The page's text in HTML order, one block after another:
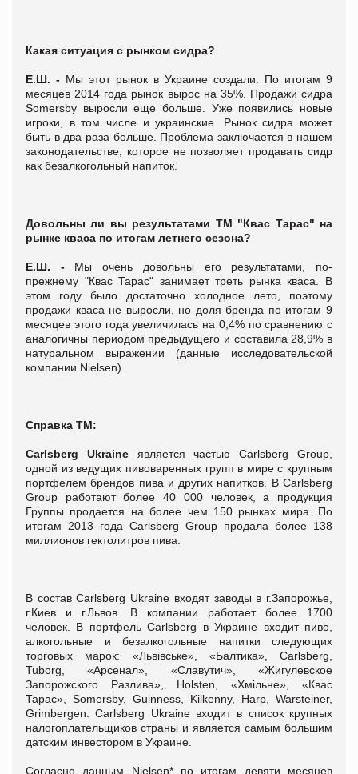
Какая ситуация с рынком сидра?
Е.Ш. - Мы этот рынок в Украине создали. По итогам 9
месяцев 2014 года рынок вырос на 35%. Продажи сидра
Somersby выросли еще больше. Уже появились новые
игроки, в том числе и украинские. Рынок сидра может
быть в два раза больше. Проблема заключается в нашем
законодательстве, которое не позволяет продавать сидр
как безалкогольный напиток.
Довольны ли вы результатами ТМ "Квас Тарас" на
рынке кваса по итогам летнего сезона?
Е.Ш. -Мы очень довольны его результатами, по-
прежнему "Квас Тарас" занимает треть рынка кваса. В
этом году было достаточно холодное лето, поэтому
продажи кваса не выросли, но доля бренда по итогам 9
месяцев этого года увеличилась на 0,4% по сравнению с
аналогичны периодом предыдущего и составила 28,9% в
натуральном выражении (данные исследовательской
компании Nielsen).
Справка ТМ:
Carlsberg Ukraineявляется частью Carlsberg Group,
одной из ведущих пивоваренных групп в мире с крупным
портфелем брендов пива и других напитков. В Carlsberg
Group работают более 40 000 человек, а продукция
Группы продается на более чем 150 рынках мира. По
итогам 2013 года Carlsberg Group продала более 138
миллионов гектолитров пива.
В состав Carlsberg Ukraine входят заводы в г.Запорожье,
г.Киев и г.Львов. В компании работает более 1700
человек. В портфель Carlsberg в Украине входит пиво,
алкогольные и безалкогольные напитки следующих
торговых марок: «Львівське», «Балтика», Carlsberg,
Tuborg, «Арсенал», «Славутич», «Жигулевское
Запорожского Разлива», Holsten, «Хмільне», «Квас
Тарас», Somersby, Guinness, Kilkenny, Harp, Warsteiner,
Grimbergen. Carlsberg Ukraine входит в список крупных
налогоплательщиков страны и является самым большим
датским инвестором в Украине.
Согласно данным Nielsen* по итогам девяти месяцев